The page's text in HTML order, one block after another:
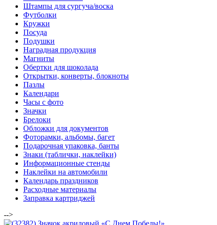
Штампы для сургуча/воска
Футболки
Кружки
Посуда
Подушки
Наградная продукция
Магниты
Обертки для шоколада
Открытки, конверты, блокноты
Пазлы
Календари
Часы с фото
Значки
Брелоки
Обложки для документов
Фоторамки, альбомы, багет
Подарочная упаковка, банты
Знаки (таблички, наклейки)
Информационные стенды
Наклейки на автомобили
Календарь праздников
Расходные материалы
Заправка картриджей
-->